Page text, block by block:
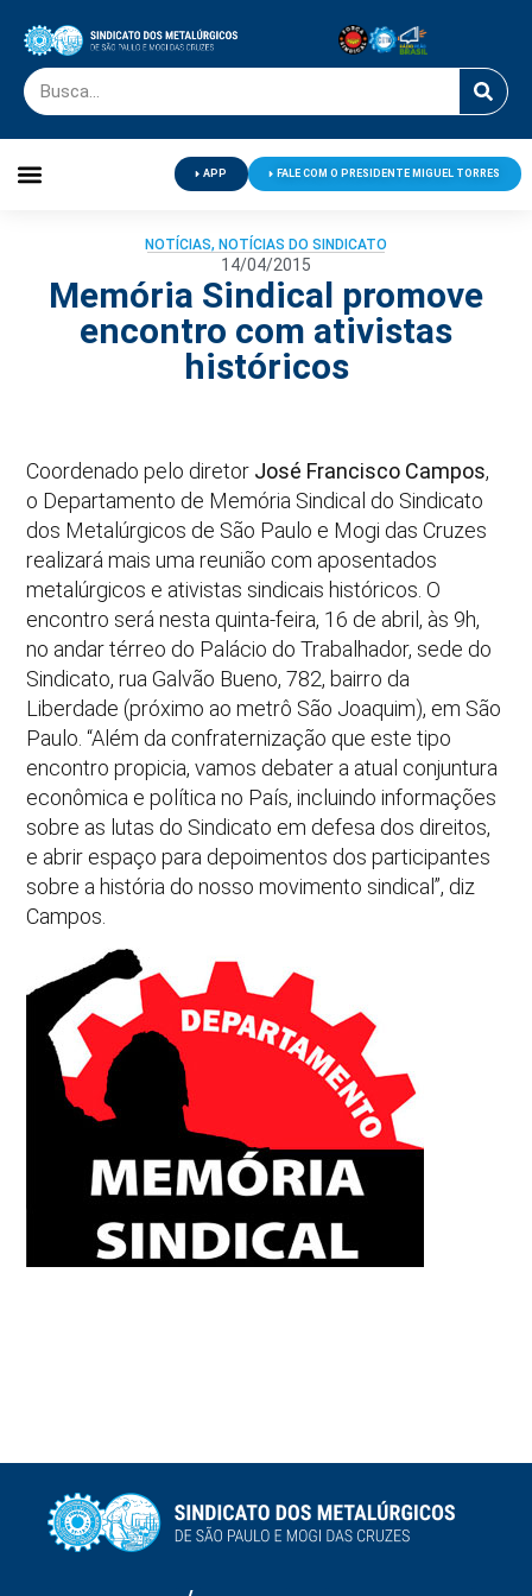
APP FALE COM O PRESIDENTE MIGUEL TORRES
NOTÍCIAS, NOTÍCIAS DO SINDICATO
14/04/2015
Memória Sindical promove
encontro com ativistas
históricos
Coordenado pelo diretor José Francisco Campos,
o Departamento de Memória Sindical do Sindicato
dos Metalúrgicos de São Paulo e Mogi das Cruzes
realizará mais uma reunião com aposentados
metalúrgicos e ativistas sindicais históricos. O
encontro será nesta quinta-feira, 16 de abril, às 9h,
no andar térreo do Palácio do Trabalhador, sede do
Sindicato, rua Galvão Bueno, 782, bairro da
Liberdade (próximo ao metrô São Joaquim), em São
Paulo. “Além da confraternização que este tipo
encontro propicia, vamos debater a atual conjuntura
econômica e política no País, incluindo informações
sobre as lutas do Sindicato em defesa dos direitos,
e abrir espaço para depoimentos dos participantes
sobre a história do nosso movimento sindical”, diz
Campos.